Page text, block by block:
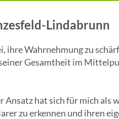
Lindabrunn
ihre Wahrnehmung zu
Gesamtheit im
Ansatz hat sich für mich als
zu erkennen und ihren